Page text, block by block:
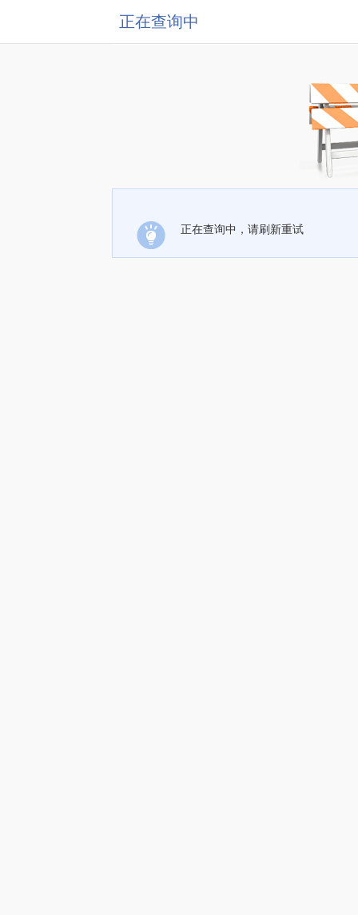
正在查询中
正在查询中，请刷新重试